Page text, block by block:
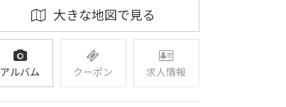
大きな地図で見る
アルバム クーポン 求人情報